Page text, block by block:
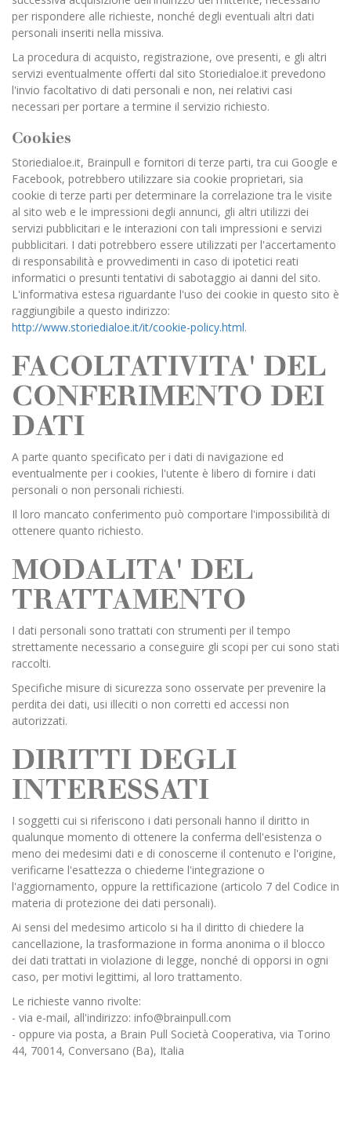
per rispondere alle richieste, nonché degli eventuali altri dati
personali inseriti nella missiva.
La procedura di acquisto, registrazione, ove presenti, e gli altri
servizi eventualmente offerti dal sito Storiedialoe.it prevedono
l'invio facoltativo di dati personali e non, nei relativi casi
necessari per portare a termine il servizio richiesto.
Cookies
Storiedialoe.it, Brainpull e fornitori di terze parti, tra cui Google e
Facebook, potrebbero utilizzare sia cookie proprietari, sia
cookie di terze parti per determinare la correlazione tra le visite
al sito web e le impressioni degli annunci, gli altri utilizzi dei
servizi pubblicitari e le interazioni con tali impressioni e servizi
pubblicitari. I dati potrebbero essere utilizzati per l'accertamento
di responsabilità e provvedimenti in caso di ipotetici reati
informatici o presunti tentativi di sabotaggio ai danni del sito.
L'informativa estesa riguardante l'uso dei cookie in questo sito è
raggiungibile a questo indirizzo:
http://www.storiedialoe.it/it/cookie-policy.html.
FACOLTATIVITA' DEL
CONFERIMENTO DEI
DATI
A parte quanto specificato per i dati di navigazione ed
eventualmente per i cookies, l'utente è libero di fornire i dati
personali o non personali richiesti.
Il loro mancato conferimento può comportare l'impossibilità di
ottenere quanto richiesto.
MODALITA' DEL
TRATTAMENTO
I dati personali sono trattati con strumenti per il tempo
strettamente necessario a conseguire gli scopi per cui sono stati
raccolti.
Specifiche misure di sicurezza sono osservate per prevenire la
perdita dei dati, usi illeciti o non corretti ed accessi non
autorizzati.
DIRITTI DEGLI
INTERESSATI
I soggetti cui si riferiscono i dati personali hanno il diritto in
qualunque momento di ottenere la conferma dell'esistenza o
meno dei medesimi dati e di conoscerne il contenuto e l'origine,
verificarne l'esattezza o chiederne l'integrazione o
l'aggiornamento, oppure la rettificazione (articolo 7 del Codice in
materia di protezione dei dati personali).
Ai sensi del medesimo articolo si ha il diritto di chiedere la
cancellazione, la trasformazione in forma anonima o il blocco
dei dati trattati in violazione di legge, nonché di opporsi in ogni
caso, per motivi legittimi, al loro trattamento.
Le richieste vanno rivolte:
- via e-mail, all'indirizzo: info@brainpull.com
- oppure via posta, a Brain Pull Società Cooperativa, via Torino
44, 70014, Conversano (Ba), Italia